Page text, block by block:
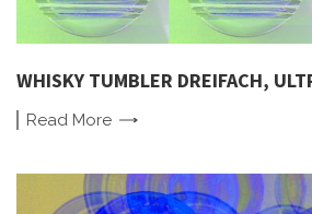
WHISKY TUMBLER DREIFACH,
Read More